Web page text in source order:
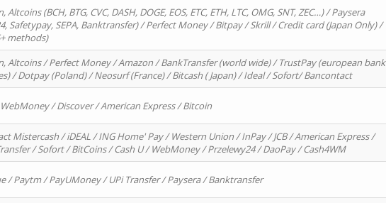
(BCH, BTG, CVC, DASH, DOGE, EOS, ETC, ETH, LTC, OMG, SNT, ZEC…) / Paysera
Safetypay, SEPA, Banktransfer) / Perfect Money / Bitpay / Skrill / Credit card (Japan Only) /
methods)
Altcoins / Perfect Money / Amazon / BankTransfer (world wide) / TrustPay (european bank
/ Dotpay (Poland) / Neosurf (France) / Bitcash ( Japan) / Ideal / Sofort/ Bancontact
/ Discover / American Express / Bitcoin
Mistercash / iDEAL / ING Home' Pay / Western Union / InPay / JCB / American Express /
/ Sofort / BitCoins / Cash U / WebMoney / Przelewy24 / DaoPay / Cash4WM
/ Paytm / PayUMoney / UPi Transfer / Paysera / Banktransfer